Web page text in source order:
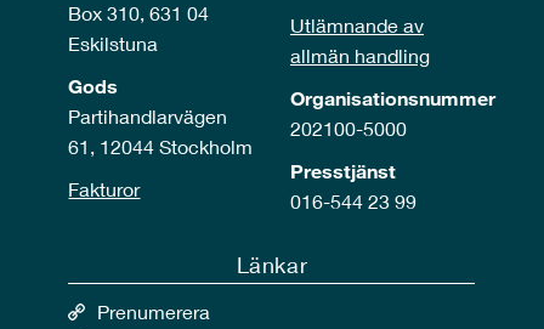
Box 310, 631 04
Eskilstuna
Gods
Partihandlarvägen
61, 12044 Stockholm
Fakturor
Utlämnande av
allmän handling
Organisationsnummer
202100-5000
Presstjänst
016-544 23 99
Länkar
Prenumerera